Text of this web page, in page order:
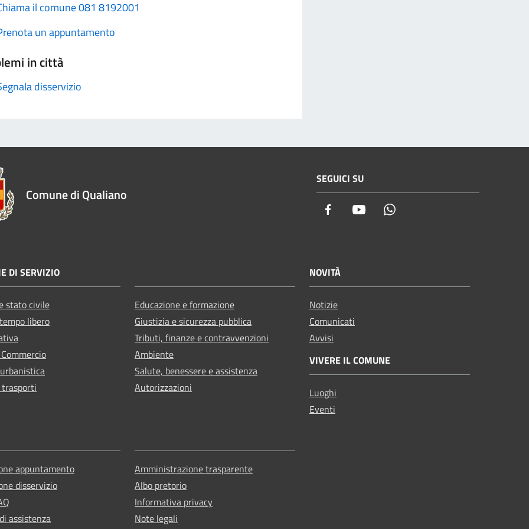
il comune 081 8192001
un appuntamento
in città
disservizio
Comune di Qualiano
SEGUICI SU
Facebook Youtube
DI SERVIZIO
stato civile
libero
Educazione e formazione
Giustizia e sicurezza pubblica
Tributi, finanze e contravvenzioni
Ambiente
Salute, benessere e assistenza
Autorizzazioni
NOVITÀ
Notizie
Comunicati
Avvisi
VIVERE IL COMUNE
Luoghi
Eventi
appuntamento
disservizio
assistenza
Amministrazione trasparente
Albo pretorio
Informativa privacy
Note legali